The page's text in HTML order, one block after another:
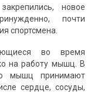
новое
почти
спортсмена.
во время
на работу мышц. В
мышц принимают
сердце, сосуды,